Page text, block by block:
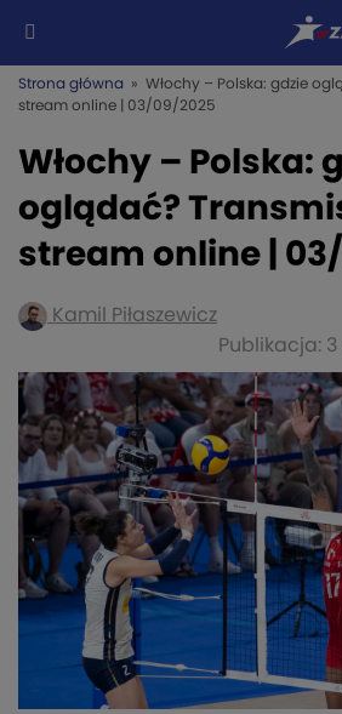
Strona główna » Włochy – Polska: gdzie
stream online | 03/09/2025
Włochy – Polska:
oglądać?
stream online |
Kamil Piłaszewicz
Publikacja: 3